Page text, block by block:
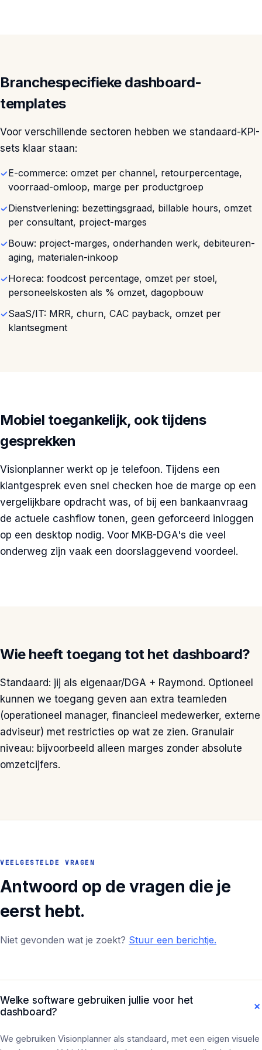
Branchespecifieke dashboard-
templates
Voor verschillende sectoren hebben we standaard-KPI-
sets klaar staan:
E-commerce: omzet per channel, retourpercentage,
voorraad-omloop, marge per productgroep
Dienstverlening: bezettingsgraad, billable hours, omzet
per consultant, project-marges
Bouw: project-marges, onderhanden werk, debiteuren-
aging, materialen-inkoop
Horeca: foodcost percentage, omzet per stoel,
personeelskosten als % omzet, dagopbouw
SaaS/IT: MRR, churn, CAC payback, omzet per
klantsegment
Mobiel toegankelijk, ook tijdens
gesprekken
Visionplanner werkt op je telefoon. Tijdens een
klantgesprek even snel checken hoe de marge op een
vergelijkbare opdracht was, of bij een bankaanvraag
de actuele cashflow tonen, geen geforceerd inloggen
op een desktop nodig. Voor MKB-DGA's die veel
onderweg zijn vaak een doorslaggevend voordeel.
Wie heeft toegang tot het dashboard?
Standaard: jij als eigenaar/DGA + Raymond. Optioneel
kunnen we toegang geven aan extra teamleden
(operationeel manager, financieel medewerker, externe
adviseur) met restricties op wat ze zien. Granulair
niveau: bijvoorbeeld alleen marges zonder absolute
omzetcijfers.
VEELGESTELDE VRAGEN
Antwoord op de vragen die je
eerst hebt.
Niet gevonden wat je zoekt? Stuur een berichtje.
Welke software gebruiken jullie voor het
dashboard?
We gebruiken Visionplanner als standaard, met een eigen visuele